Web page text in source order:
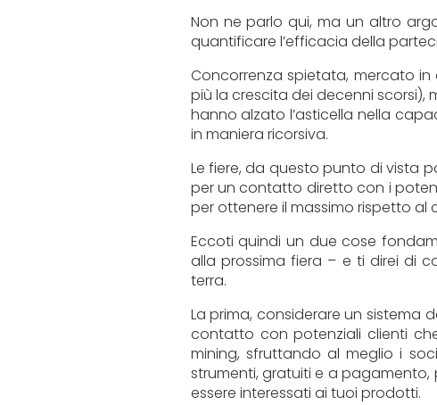
Non ne parlo qui, ma un altro
quantificare l’efficacia della
Concorrenza spietata, mercato
più la crescita dei decenni
hanno alzato l’asticella nella
in maniera ricorsiva.
Le fiere, da questo punto di vista
per un contatto diretto con i
per ottenere il massimo rispetto al
Eccoti quindi un due cose
alla prossima fiera – e ti direi di
terra.
La prima, considerare un sistema
contatto con potenziali clienti
mining, sfruttando al meglio i
strumenti, gratuiti e a
essere interessati ai tuoi prodotti.